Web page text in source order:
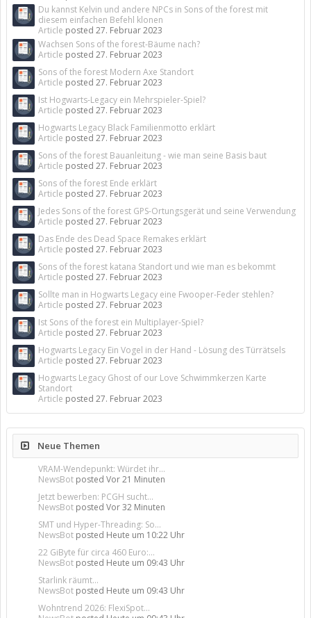
Du kannst Kelvin und andere NPCs in Sons of the forest mit
diesem einfachen Befehl klonen
Article posted 27. Februar 2023
Wachsen Sons of the forest-Bäume nach?
Article posted 27. Februar 2023
Sons of the forest Modern Axe Standort
Article posted 27. Februar 2023
Ist Hogwarts-Legacy ein Mehrspieler-Spiel?
Article posted 27. Februar 2023
Hogwarts Legacy Black Familienmotto erklärt
Article posted 27. Februar 2023
Sons of the forest Bauanleitung - wie man seine Basis baut
Article posted 27. Februar 2023
Sons of the forest Ende erklärt
Article posted 27. Februar 2023
Jedes Sons of the forest GPS-Ortungsgerät und seine Verwendung
Article posted 27. Februar 2023
Das Ende des Dead Space Remakes erklärt
Article posted 27. Februar 2023
Sons of the forest katana Standort und wie man es bekommt
Article posted 27. Februar 2023
Sollte man in Hogwarts Legacy eine Fwooper-Feder stehlen?
Article posted 27. Februar 2023
Ist Sons of the forest ein Multiplayer-Spiel?
Article posted 27. Februar 2023
Hogwarts Legacy Ein Vogel in der Hand - Lösung des Türrätsels
Article posted 27. Februar 2023
Hogwarts Legacy Ghost of our Love Schwimmkerzen Karte
Standort
Article posted 27. Februar 2023
Neue Themen
VRAM-Wendepunkt: Würdet ihr...
NewsBot posted Vor 21 Minuten
Jetzt bewerben: PCGH sucht...
NewsBot posted Vor 32 Minuten
SMT und Hyper-Threading: So...
NewsBot posted Heute um 10:22 Uhr
22 GiByte für circa 460 Euro:...
NewsBot posted Heute um 09:43 Uhr
Starlink räumt...
NewsBot posted Heute um 09:43 Uhr
Wohntrend 2026: FlexiSpot...